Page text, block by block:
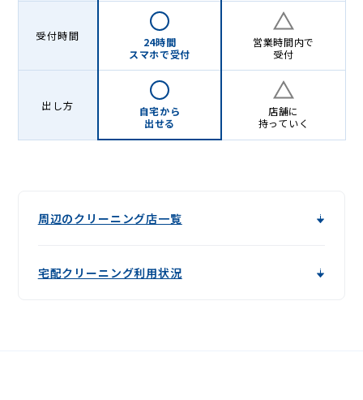
受付時間
24時間
スマホで受付
営業時間内で
受付
出し方
自宅から
出せる
店舗に
持っていく
周辺のクリーニング店一覧
宅配クリーニング利用状況